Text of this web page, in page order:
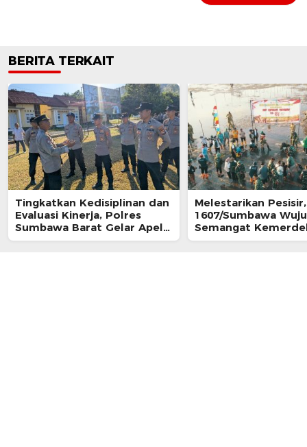
BERITA TERKAIT
Tingkatkan Kedisiplinan dan
Evaluasi Kinerja, Polres
Sumbawa Barat Gelar Apel
Fungsi
‎Melestarikan
1607/Sumbawa
Semangat
Lewat Aksi Nyata